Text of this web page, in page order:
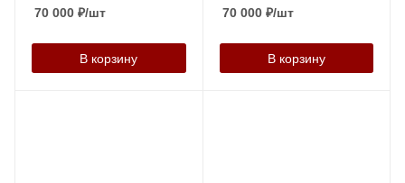
70 000 ₽/шт
В корзину
70 000₽/шт
В корзину